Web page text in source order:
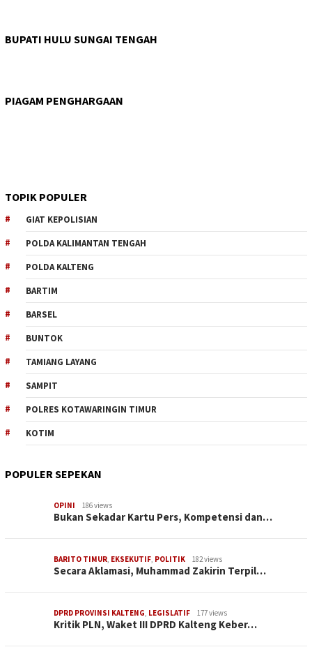
BUPATI HULU SUNGAI TENGAH
PIAGAM PENGHARGAAN
TOPIK POPULER
GIAT KEPOLISIAN
POLDA KALIMANTAN TENGAH
POLDA KALTENG
BARTIM
BARSEL
BUNTOK
TAMIANG LAYANG
SAMPIT
POLRES KOTAWARINGIN TIMUR
KOTIM
POPULER SEPEKAN
OPINI 186 views
Bukan Sekadar Kartu Pers, Kompetensi dan…
BARITO TIMUR, EKSEKUTIF, POLITIK 182 views
Secara Aklamasi, Muhammad Zakirin Terpil…
DPRD PROVINSI KALTENG, LEGISLATIF 177 views
Kritik PLN, Waket III DPRD Kalteng Keber…